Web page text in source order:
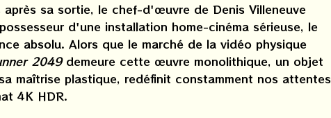
après sa sortie, le chef-d'œuvre de Denis Villeneuve
d'une installation home-cinéma sérieuse, le
absolu. Alors que le marché de la vidéo physique
2049demeure cette œuvre monolithique, un objet
maîtrise plastique, redéfinit constamment nos attentes
4K HDR.